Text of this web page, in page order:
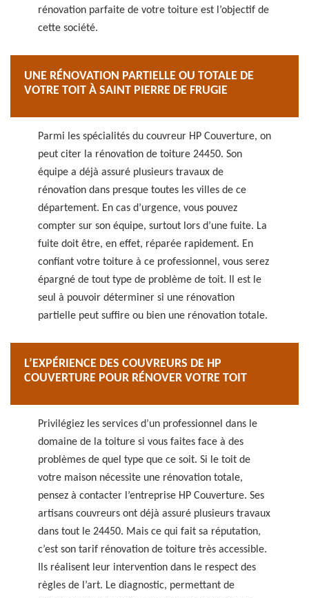
rénovation parfaite de votre toiture est l’objectif de
cette société.
UNE RÉNOVATION PARTIELLE OU TOTALE DE
VOTRE TOIT À SAINT PIERRE DE FRUGIE
Parmi les spécialités du couvreur HP Couverture, on
peut citer la rénovation de toiture 24450. Son
équipe a déjà assuré plusieurs travaux de
rénovation dans presque toutes les villes de ce
département. En cas d’urgence, vous pouvez
compter sur son équipe, surtout lors d’une fuite. La
fuite doit être, en effet, réparée rapidement. En
confiant votre toiture à ce professionnel, vous serez
épargné de tout type de problème de toit. Il est le
seul à pouvoir déterminer si une rénovation
partielle peut suffire ou bien une rénovation totale.
L’EXPÉRIENCE DES COUVREURS DE HP
COUVERTURE POUR RÉNOVER VOTRE TOIT
Privilégiez les services d’un professionnel dans le
domaine de la toiture si vous faites face à des
problèmes de quel type que ce soit. Si le toit de
votre maison nécessite une rénovation totale,
pensez à contacter l’entreprise HP Couverture. Ses
artisans couvreurs ont déjà assuré plusieurs travaux
dans tout le 24450. Mais ce qui fait sa réputation,
c’est son tarif rénovation de toiture très accessible.
Ils réalisent leur intervention dans le respect des
règles de l’art. Le diagnostic, permettant de